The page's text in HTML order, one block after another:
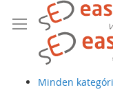
Minden